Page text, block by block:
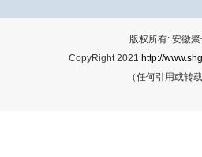
版权所有: 安徽
CopyRight 2021 http://
（任何引用或转